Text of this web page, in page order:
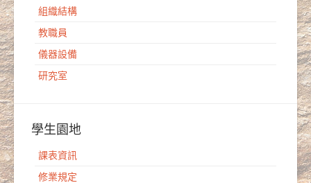
組織結構
教職員
儀器設備
研究室
學生園地
課表資訊
修業規定